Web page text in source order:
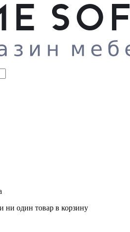
ни один товар в корзину